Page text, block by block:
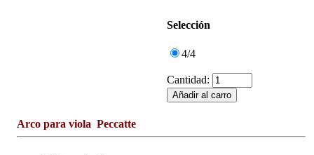
Selección
4/4
Cantidad:
Arco para viola Peccatte